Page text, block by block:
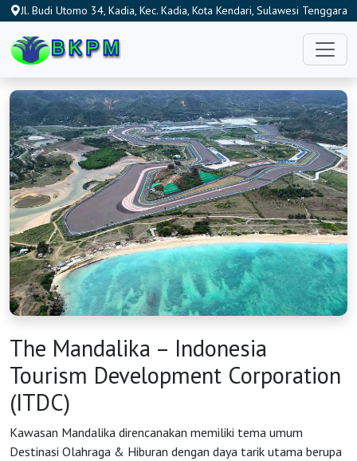
Jl. Budi Utomo 34, Kadia, Kec. Kadia, Kota Kendari, Sulawesi Tenggara
The Mandalika – Indonesia
Tourism Development Corporation
(ITDC)
Kawasan Mandalika direncanakan memiliki tema umum
Destinasi Olahraga & Hiburan dengan daya tarik utama berupa